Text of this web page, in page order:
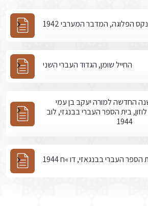
החייל שומן, הגדוד העברי השני
החדשה למורה יעקב בן עמי
בית הספר העברי בבנגזי, לוב
1944
הספר העברי בבנגאזי, דו »ח 1944